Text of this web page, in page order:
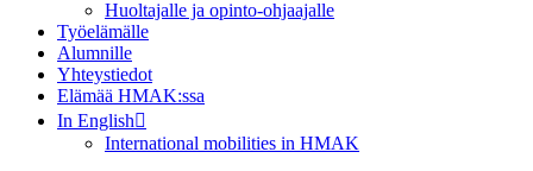
Huoltajalle ja opinto-ohjaajalle
Työelämälle
Alumnille
Yhteystiedot
Elämää HMAK:ssa
In English
International mobilities in HMAK